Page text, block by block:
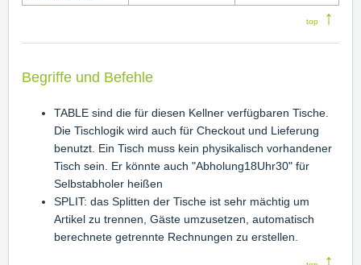
top ↑
Begriffe und Befehle
TABLE sind die für diesen Kellner verfügbaren Tische.
Die Tischlogik wird auch für Checkout und Lieferung
benutzt. Ein Tisch muss kein physikalisch vorhandener
Tisch sein. Er könnte auch "Abholung18Uhr30" für
Selbstabholer heißen
SPLIT: das Splitten der Tische ist sehr mächtig um
Artikel zu trennen, Gäste umzusetzen, automatisch
berechnete getrennte Rechnungen zu erstellen.
↑